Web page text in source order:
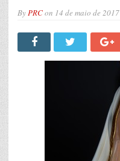
ByPRCon 14 de maio de 2017